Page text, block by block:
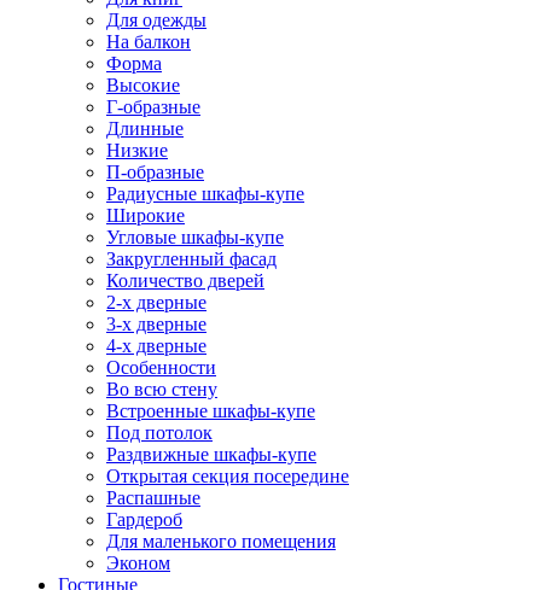
Для одежды
На балкон
Форма
Высокие
Г-образные
Длинные
Низкие
П-образные
Радиусные шкафы-купе
Широкие
Угловые шкафы-купе
Закругленный фасад
Количество дверей
2-х дверные
3-х дверные
4-х дверные
Особенности
Во всю стену
Встроенные шкафы-купе
Под потолок
Раздвижные шкафы-купе
Открытая секция посередине
Распашные
Гардероб
Для маленького помещения
Эконом
Гостиные